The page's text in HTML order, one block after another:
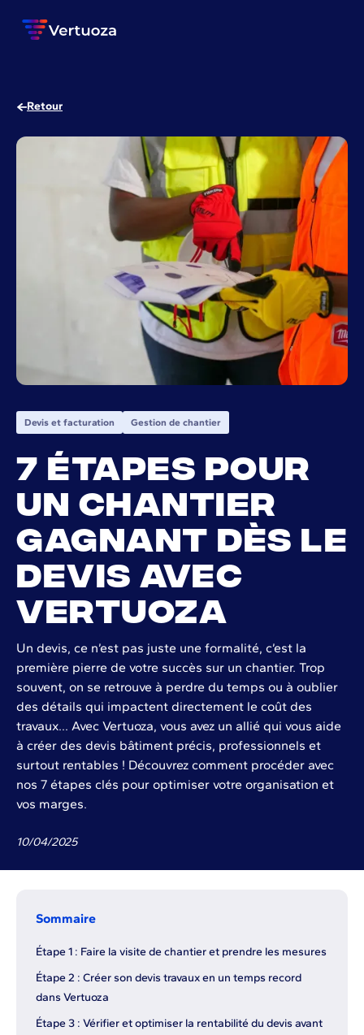
Retour
Devis et facturation Gestion de chantier
7 étapes pour
un chantier
gagnant dès le
devis avec
Vertuoza
Un devis, ce n’est pas juste une formalité, c’est la
première pierre de votre succès sur un chantier. Trop
souvent, on se retrouve à perdre du temps ou à oublier
des détails qui impactent directement le coût des
travaux... Avec Vertuoza, vous avez un allié qui vous aide
à créer des devis bâtiment précis, professionnels et
surtout rentables ! Découvrez comment procéder avec
nos 7 étapes clés pour optimiser votre organisation et
vos marges.
10/04/2025
Sommaire
Étape 1 : Faire la visite de chantier et prendre les mesures
Étape 2 : Créer son devis travaux en un temps record
dans Vertuoza
Étape 3 : Vérifier et optimiser la rentabilité du devis avant